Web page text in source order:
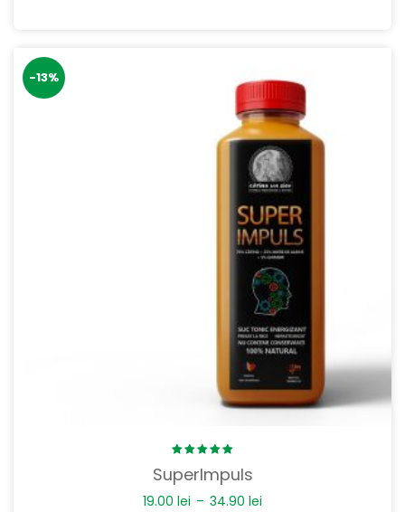
-13%
5.00 out
of 5
SuperImpuls
19.00 lei – 34.90 lei